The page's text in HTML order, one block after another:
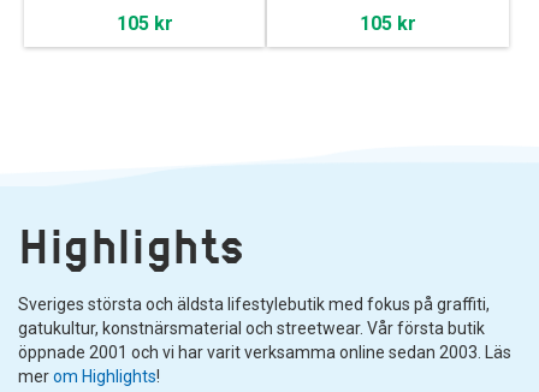
105 kr 105 kr
Highlights
Sveriges största och äldsta lifestylebutik med fokus på graffiti,
gatukultur, konstnärsmaterial och streetwear. Vår första butik
öppnade 2001 och vi har varit verksamma online sedan 2003. Läs
merom Highlights!